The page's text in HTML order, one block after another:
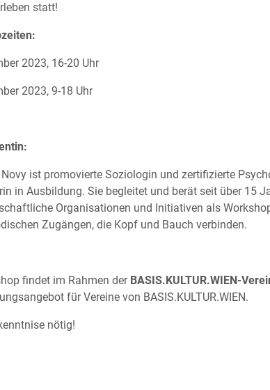
statt!
2023, 16-20 Uhr
2023, 9-18 Uhr
ist promovierte Soziologin und zertifizierte
in Ausbildung. Sie begleitet und berät seit über 15
Organisationen und Initiativen als
Zugängen, die Kopf und Bauch verbinden.
findet im Rahmen der BASIS.KULTUR.WIEN-
für Vereine von BASIS.KULTUR.WIEN.
nötig!